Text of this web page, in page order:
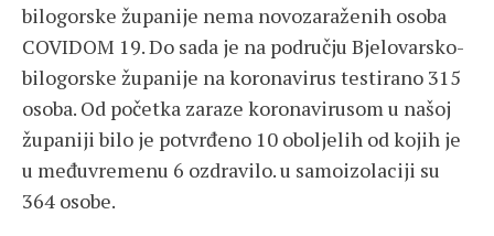
bilogorske županije nema novozaraženih osoba
COVIDOM 19. Do sada je na području Bjelovarsko-
bilogorske županije na koronavirus testirano 315
osoba. Od početka zaraze koronavirusom u našoj
županiji bilo je potvrđeno 10 oboljelih od kojih je
u međuvremenu 6 ozdravilo. u samoizolaciji su
364 osobe.